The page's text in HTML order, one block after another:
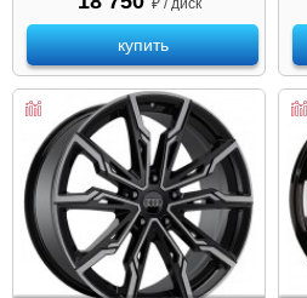
₽ / диск
купить